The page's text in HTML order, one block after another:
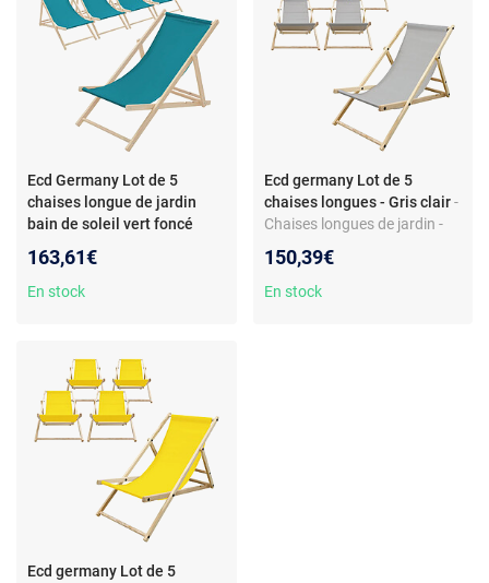
Ecd Germany Lot de 5
chaises longue de jardin
bain de soleil vert foncé
163,61€
En stock
Ecd germany Lot de 5
chaises longues - Gris clair -
Chaises longues de jardin -
bois de pin
150,39€
En stock
Ecd germany Lot de 5